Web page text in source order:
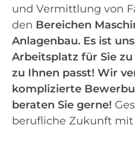
und Vermittlung von
den Bereichen
Anlagenbau. Es ist
Arbeitsplatz für Sie
zu Ihnen passt! Wir
komplizierte
beraten Sie gerne!
berufliche Zukunft mit